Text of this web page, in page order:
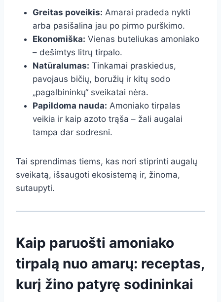
Greitas poveikis: Amarai pradeda nykti
arba pasišalina jau po pirmo purškimo.
Ekonomiška: Vienas buteliukas amoniako
– dešimtys litrų tirpalo.
Natūralumas: Tinkamai praskiedus,
pavojaus bičių, boružių ir kitų sodo
„pagalbininkų“ sveikatai nėra.
Papildoma nauda: Amoniako tirpalas
veikia ir kaip azoto trąša – žali augalai
tampa dar sodresni.
Tai sprendimas tiems, kas nori stiprinti augalų
sveikatą, išsaugoti ekosistemą ir, žinoma,
sutaupyti.
Kaip paruošti amoniako
tirpalą nuo amarų: receptas,
kurį žino patyrę sodininkai